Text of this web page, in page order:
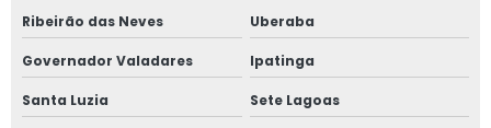
Tinta refratária para fundição
Material refratário para fundição
Ribeirão das Neves Uberaba
Governador Valadares Ipatinga
Santa Luzia Sete Lagoas